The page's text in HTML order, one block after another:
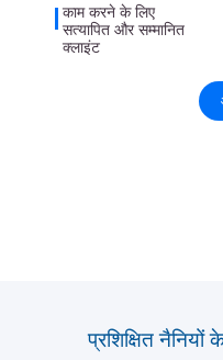
काम करने के लिए
सत्यापित और सम्मानित
क्लाइंट
प्रशिक्षित